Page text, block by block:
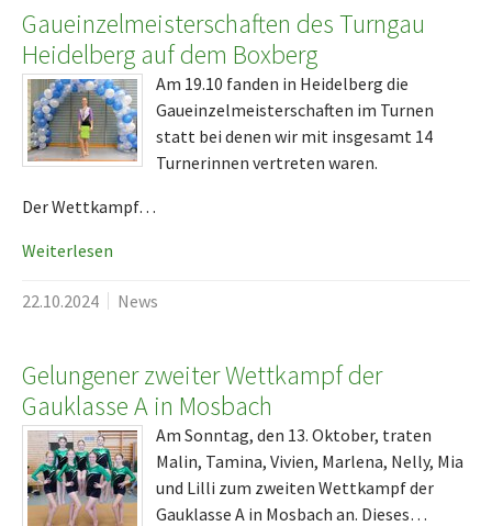
Gaueinzelmeisterschaften des Turngau
Heidelberg auf dem Boxberg
Am 19.10 fanden in Heidelberg die
Gaueinzelmeisterschaften im Turnen
statt bei denen wir mit insgesamt 14
Turnerinnen vertreten waren.
Der Wettkampf…
Weiterlesen
22.10.2024 News
Gelungener zweiter Wettkampf der
Gauklasse A in Mosbach
Am Sonntag, den 13. Oktober, traten
Malin, Tamina, Vivien, Marlena, Nelly, Mia
und Lilli zum zweiten Wettkampf der
Gauklasse A in Mosbach an. Dieses…